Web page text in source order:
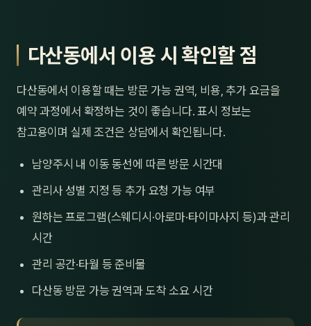
다산동에서 이용 시 확인할 점
다산동에서 이용할 때는 방문 가능 권역, 비용, 추가 요금을
예약 과정에서 확정하는 것이 좋습니다. 표시 정보는
참고용이며 실제 조건은 상담에서 확인됩니다.
남양주시 내 이동 동선에 따른 방문 시간대
관리사 성별 지정 등 추가 요청 가능 여부
원하는 프로그램(스웨디시·아로마·타이마사지 등)과 관리
시간
관리 공간·타월 등 준비물
다산동 방문 가능 권역과 도착 소요 시간